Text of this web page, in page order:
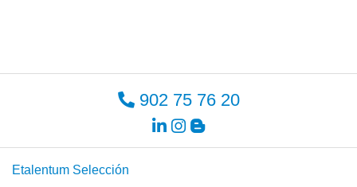
902 75 76 20
Etalentum Selección